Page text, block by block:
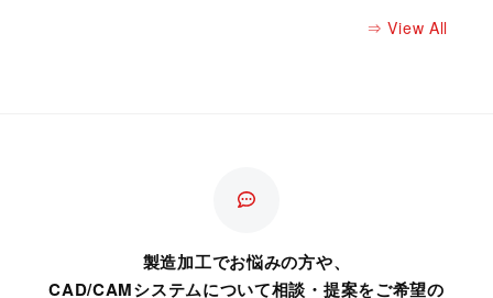
⇒ View All
製造加工でお悩みの方や、
CAD/CAMシステムについて相談・提案をご希望の